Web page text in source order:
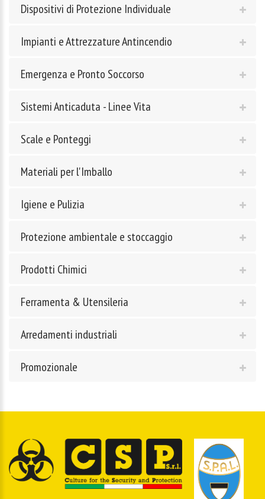
Dispositivi di Protezione Individuale
Impianti e Attrezzature Antincendio
Emergenza e Pronto Soccorso
Sistemi Anticaduta - Linee Vita
Scale e Ponteggi
Materiali per l'Imballo
Igiene e Pulizia
Protezione ambientale e stoccaggio
Prodotti Chimici
Ferramenta & Utensileria
Arredamenti industriali
Promozionale